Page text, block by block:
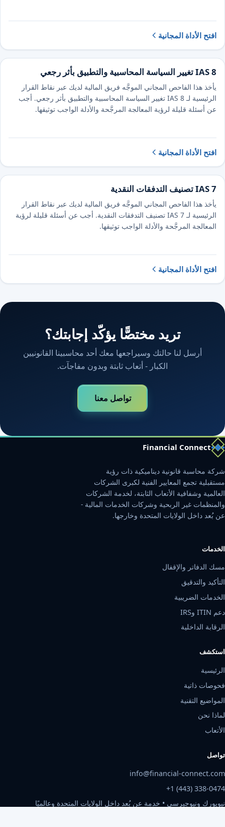
افتح الأداة المجانية
IAS 8 تغيير السياسة المحاسبية والتطبيق بأثر رجعي
يأخذ هذا الفاحص المجاني الموجَّه فريق المالية لديك عبر نقاط القرار
الرئيسية لـ IAS 8 تغيير السياسة المحاسبية والتطبيق بأثر رجعي. أجب
عن أسئلة قليلة لرؤية المعالجة المرجَّحة والأدلة الواجب توثيقها.
افتح الأداة المجانية
IAS 7 تصنيف التدفقات النقدية
يأخذ هذا الفاحص المجاني الموجَّه فريق المالية لديك عبر نقاط القرار
الرئيسية لـ IAS 7 تصنيف التدفقات النقدية. أجب عن أسئلة قليلة لرؤية
المعالجة المرجَّحة والأدلة الواجب توثيقها.
افتح الأداة المجانية
تريد مختصًّا يؤكّد إجابتك؟
أرسل لنا حالتك وسيراجعها معك أحد محاسبينا القانونيين
الكبار - أتعاب ثابتة وبدون مفاجآت.
تواصل معنا
Financial Connect
شركة محاسبة قانونية ديناميكية ذات رؤية
مستقبلية تجمع المعايير الفنية لكبرى الشركات
العالمية وشفافية الأتعاب الثابتة، لخدمة الشركات
والمنظمات غير الربحية وشركات الخدمات المالية -
عن بُعد داخل الولايات المتحدة وخارجها.
الخدمات
مسك الدفاتر والإقفال
التأكيد والتدقيق
الخدمات الضريبية
دعم ITIN وIRS
الرقابة الداخلية
استكشف
الرئيسية
فحوصات ذاتية
المواضيع التقنية
لماذا نحن
الأتعاب
تواصل
info@financial-connect.com
+1 (443) 338-0474
نيويورك ونيوجيرسي • خدمة عن بُعد داخل الولايات المتحدة وعالميًا